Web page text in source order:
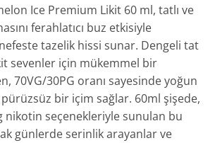
Ice Premium Likit 60 ml, tatlı ve
ferahlatıcı buz etkisiyle
tazelik hissi sunar. Dengeli tat
sevenler için mükemmel bir
70VG/30PG oranı sayesinde yoğun
bir içim sağlar. 60ml şişede,
nikotin seçenekleriyle sunulan bu
günlerde serinlik arayanlar ve